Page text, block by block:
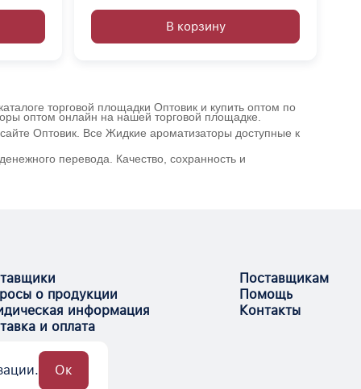
В корзину
торговой площадки Оптовик и купить оптом по
оптом онлайн на нашей торговой площадке.
Оптовик. Все Жидкие ароматизаторы доступные к
перевода. Качество, сохранность и
о продукции
информация
и оплата
Поставщикам
Помощь
Контакты
Ок